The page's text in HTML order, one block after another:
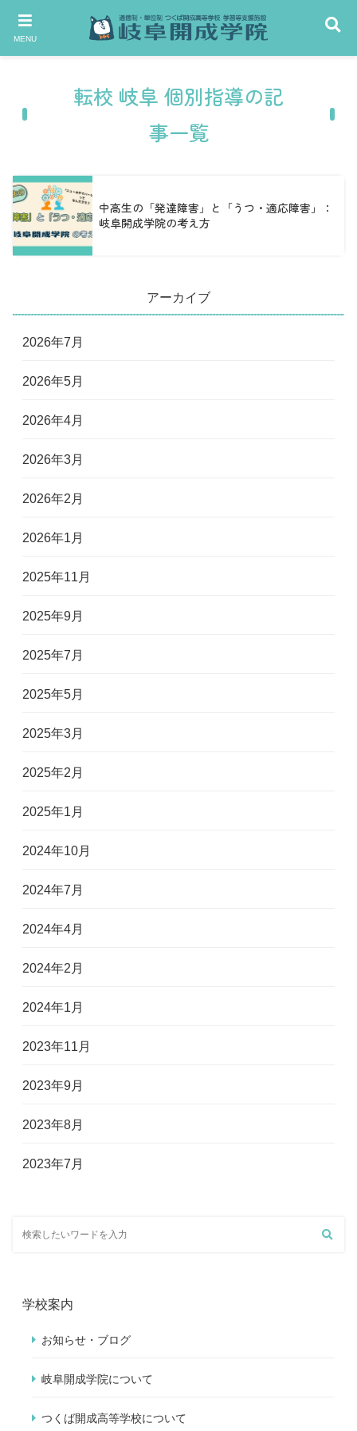
MENU
転校 岐阜 個別指導の記
事一覧
中高生の「発達障害」と「うつ・適応障害」：
岐阜開成学院の考え方
アーカイブ
2026年7月
2026年5月
2026年4月
2026年3月
2026年2月
2026年1月
2025年11月
2025年9月
2025年7月
2025年5月
2025年3月
2025年2月
2025年1月
2024年10月
2024年7月
2024年4月
2024年2月
2024年1月
2023年11月
2023年9月
2023年8月
2023年7月
学校案内
お知らせ・ブログ
岐阜開成学院について
つくば開成高等学校について